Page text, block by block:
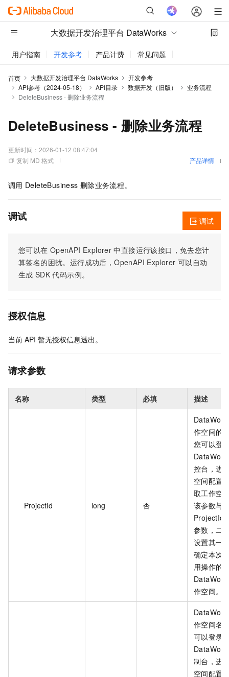
大数据开发治理平台 DataWorks
用户指南 开发参考 产品计费 常见问题
首页 大数据开发治理平台 DataWorks
开发参考
API参考（2024-05-18）
API目录 数据开发（旧版）
业务流程
DeleteBusiness - 删除业务流程
DeleteBusiness - 删除业务流程
更新时间： 2026-01-12 08:47:04
复制 MD 格式
产品详情
调用 DeleteBusiness 删除业务流程。
调试
您可以在 OpenAPI Explorer 中直接运行该接口，免去您计
算签名的困扰。运行成功后，OpenAPI Explorer 可以自动
生成 SDK 代码示例。
调试
授权信息
当前 API 暂无授权信息透出。
请求参数
名称 类型 必填 描述
ProjectId long 否
作空间的
您可以登
控台，进
空间配置
取工作空
该参数与
参数，二
设置其一
确定本次
用操作的
作空间。
作空间名
可以登录
制台，进
空间配置